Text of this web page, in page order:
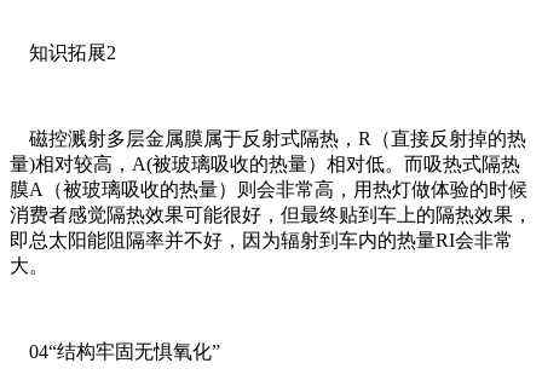
知识拓展2
磁控溅射多层金属膜属于反射式隔热，R（直接反射掉的热
量)相对较高，A(被玻璃吸收的热量）相对低。而吸热式隔热
膜A（被玻璃吸收的热量）则会非常高，用热灯做体验的时候
消费者感觉隔热效果可能很好，但最终贴到车上的隔热效果，
即总太阳能阻隔率并不好，因为辐射到车内的热量RI会非常
大。
04“结构牢固无惧氧化”